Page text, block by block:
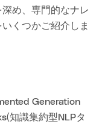
め、専門的なナレ
くつかご紹介しま
Generation
知識集約型NLPタ